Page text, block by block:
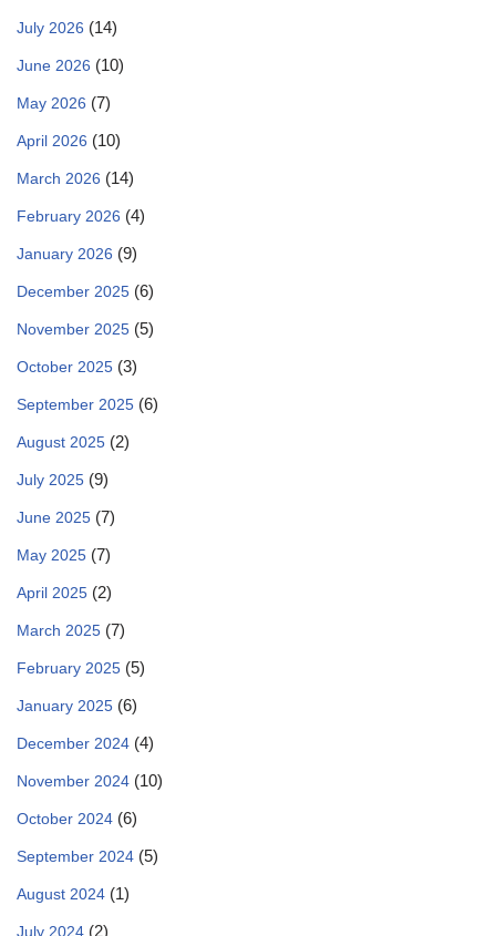
July 2026 (14)
June 2026 (10)
May 2026 (7)
April 2026 (10)
March 2026 (14)
February 2026 (4)
January 2026 (9)
December 2025 (6)
November 2025 (5)
October 2025 (3)
September 2025 (6)
August 2025 (2)
July 2025 (9)
June 2025 (7)
May 2025 (7)
April 2025 (2)
March 2025 (7)
February 2025 (5)
January 2025 (6)
December 2024 (4)
November 2024 (10)
October 2024 (6)
September 2024 (5)
August 2024 (1)
July 2024 (2)